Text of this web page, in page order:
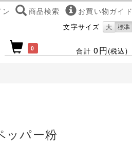
ン 商品検索 お買い物ガイド
文字サイズ 大 標準
合計0円(税込)
0
ッパー粉